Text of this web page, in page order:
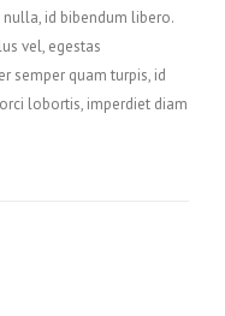
id bibendum libero.
vel, egestas
semper quam turpis, id
lobortis, imperdiet diam